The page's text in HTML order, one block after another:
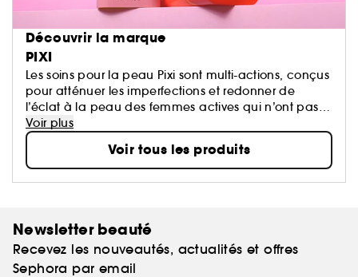
Découvrir la marque
PIXI
Les soins pour la peau Pixi sont multi-actions, conçus
pour atténuer les imperfections et redonner de
l’éclat à la peau des femmes actives qui n’ont pas
de temps à perdre. La marque offre des formules
innovantes, enrichies d'actifs et d'ingrédients
d'origine végétale.
Voir plus
Voir tous les produits
Newsletter beauté
Recevez les nouveautés, actualités et offres
Sephora par email